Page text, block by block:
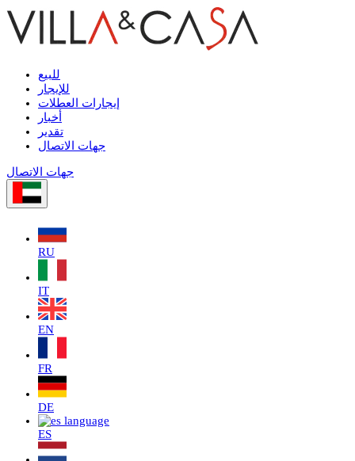
للبيع
للإيجار
إيجارات العطلات
أخبار
تقدير
جهات الاتصال
جهات الاتصال
RU
IT
EN
FR
DE
ES